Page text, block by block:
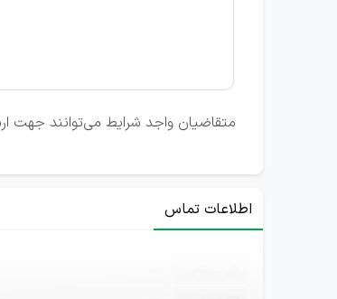
متقاضیان واجد شرایط می‌توانند جهت
اطلاعات تماس